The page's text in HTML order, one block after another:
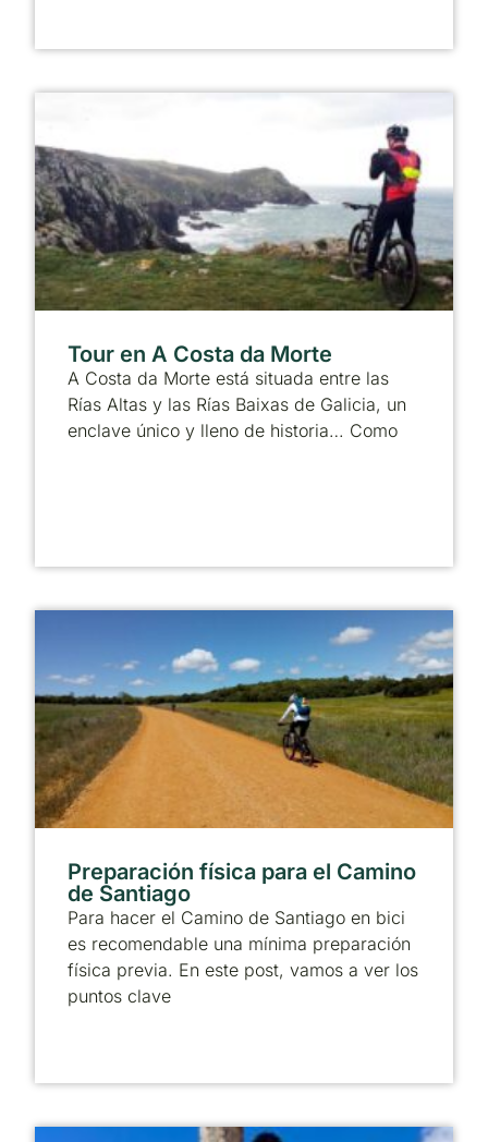
Tour en A Costa da Morte
A Costa da Morte está situada entre las
Rías Altas y las Rías Baixas de Galicia, un
enclave único y lleno de historia… Como
Preparación física para el Camino
de Santiago
Para hacer el Camino de Santiago en bici
es recomendable una mínima preparación
física previa. En este post, vamos a ver los
puntos clave